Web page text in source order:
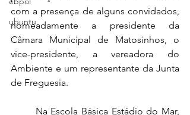
ubuntu
com a presença de alguns convidados,
nomeadamente a presidente da
Câmara Municipal de Matosinhos, o
vice-presidente, a vereadora do
Ambiente e um representante da Junta
de Freguesia.